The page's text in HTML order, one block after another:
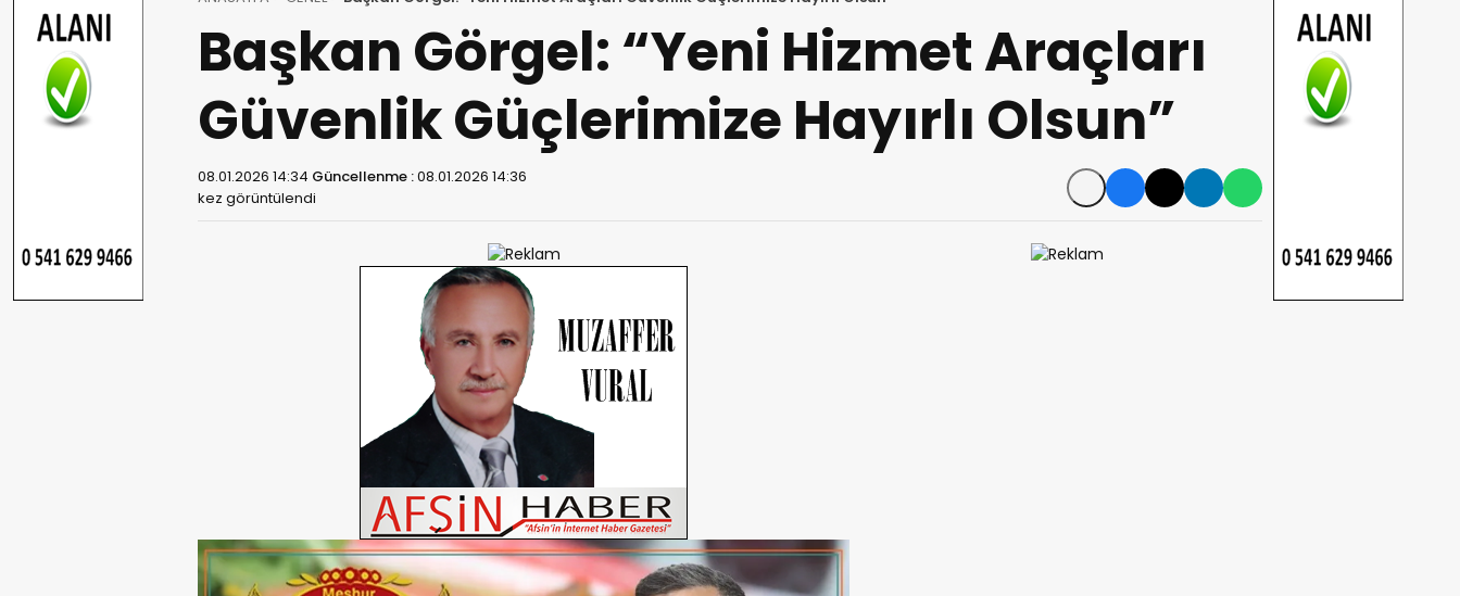
Başkan Görgel: “Yeni Hizmet Araçları
Güvenlik Güçlerimize Hayırlı Olsun”
08.01.2026 14:34 Güncellenme :08.01.2026 14:36
kez görüntülendi